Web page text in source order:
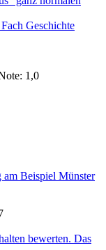
Geschichte
1,0
am Beispiel Münster
bewerten. Das